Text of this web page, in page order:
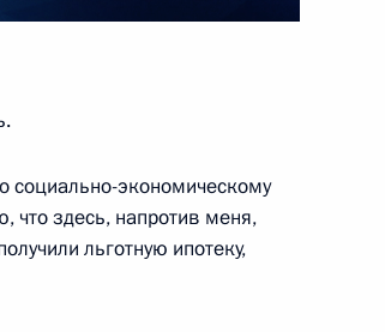
социально-экономическому
что здесь, напротив меня,
льготную ипотеку,